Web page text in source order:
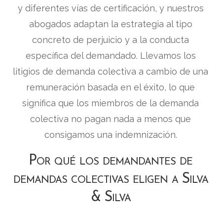
y diferentes vías de certificación, y nuestros
abogados adaptan la estrategia al tipo
concreto de perjuicio y a la conducta
específica del demandado. Llevamos los
litigios de demanda colectiva a cambio de una
remuneración basada en el éxito, lo que
significa que los miembros de la demanda
colectiva no pagan nada a menos que
consigamos una indemnización.
Por qué los demandantes de
demandas colectivas eligen a Silva
& Silva